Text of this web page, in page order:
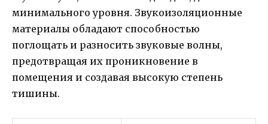
минимального уровня. Звукоизоляционные
материалы обладают способностью
поглощать и разносить звуковые волны,
предотвращая их проникновение в
помещения и создавая высокую степень
тишины.